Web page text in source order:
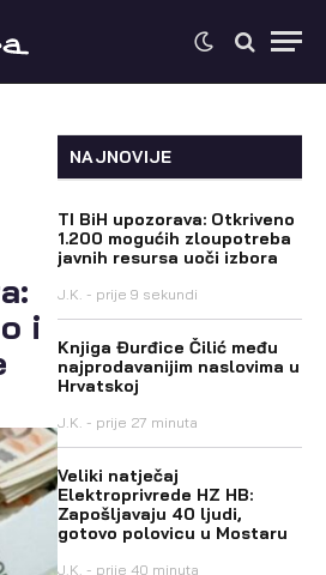
i
NAJNOVIJE
TI BiH upozorava: Otkriveno
1.200 mogućih zloupotreba
javnih resursa uoči izbora
J.K. prije 9 sekundi
Knjiga Đurđice Čilić među
najprodavanijim naslovima u
Hrvatskoj
J.K. prije 27 minuta
Veliki natječaj
Elektroprivrede HZ HB:
Zapošljavaju 40 ljudi,
gotovo polovicu u Mostaru
J.K. prije 40 minuta